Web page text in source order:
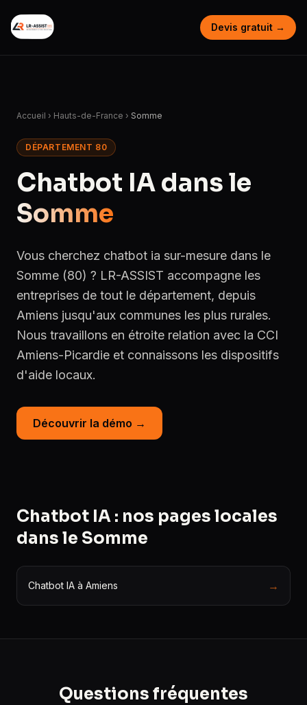
Devis gratuit →
Accueil › Hauts-de-France › Somme
DÉPARTEMENT 80
Chatbot IA dans le
Somme
Vous cherchez chatbot ia sur-mesure dans le
Somme (80) ? LR-ASSIST accompagne les
entreprises de tout le département, depuis
Amiens jusqu'aux communes les plus rurales.
Nous travaillons en étroite relation avec la CCI
Amiens-Picardie et connaissons les dispositifs
d'aide locaux.
Découvrir la démo →
Chatbot IA : nos pages locales
dans le Somme
Chatbot IA à Amiens →
Questions fréquentes